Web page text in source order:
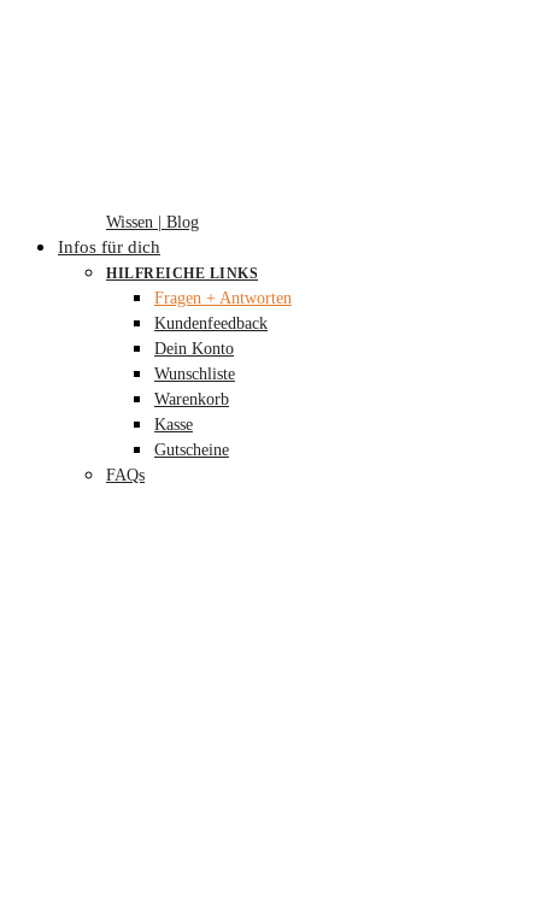
Wissen | Blog
Infos für dich
HILFREICHE LINKS
Fragen + Antworten
Kundenfeedback
Dein Konto
Wunschliste
Warenkorb
Kasse
Gutscheine
FAQs